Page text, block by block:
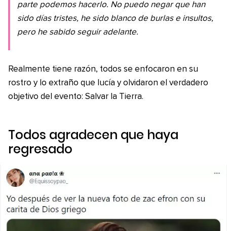
parte podemos hacerlo. No puedo negar que han
sido días tristes, he sido blanco de burlas e insultos,
pero he sabido seguir adelante.
Realmente tiene razón, todos se enfocaron en su
rostro y lo extraño que lucía y olvidaron el verdadero
objetivo del evento: Salvar la Tierra.
Todos agradecen que haya
regresado